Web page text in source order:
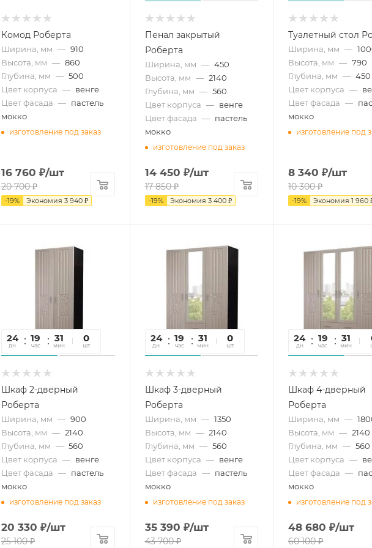
Комод Роберта
Ширина, мм — 910
Высота, мм — 860
Глубина, мм — 500
Цвет корпуса — венге
Цвет фасада — пастель
мокко
изготовление под заказ
16 760 ₽/шт
20 700₽
-19% Экономия 3 940₽
Пенал закрытый
Роберта
Ширина, мм — 450
Высота, мм — 2140
Глубина, мм — 560
Цвет корпуса — венге
Цвет фасада — пастель
мокко
изготовление под заказ
14 450 ₽/шт
17 850₽
-19% Экономия 3 400₽
Туалетный стол
Ширина, мм —
Высота, мм — 790
Глубина, мм — 450
Цвет корпуса —
Цвет фасада —
мокко
изготовление под
8 340 ₽/шт
10 300₽
-19% Экономия 1 960
24
дн
19
час
31
мин
56
сек
0
шт
Шкаф 2-дверный
Роберта
Ширина, мм — 900
Высота, мм — 2140
Глубина, мм — 560
Цвет корпуса — венге
Цвет фасада — пастель
мокко
изготовление под заказ
20 330 ₽/шт
25 100₽
24
дн
19
час
31
мин
56
сек
0
шт
Шкаф 3-дверный
Роберта
Ширина, мм — 1350
Высота, мм — 2140
Глубина, мм — 560
Цвет корпуса — венге
Цвет фасада — пастель
мокко
изготовление под заказ
35 390 ₽/шт
43 700₽
24
дн
19
час
31
мин
Шкаф 4-дверный
Роберта
Ширина, мм —
Высота, мм — 2140
Глубина, мм — 560
Цвет корпуса —
Цвет фасада —
мокко
изготовление под
48 680 ₽/шт
60 100₽